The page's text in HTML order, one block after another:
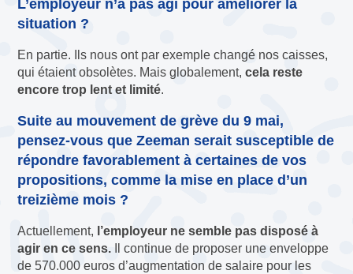
L’employeur n’a pas agi pour améliorer la
situation ?
En partie. Ils nous ont par exemple changé nos caisses,
qui étaient obsolètes. Mais globalement,cela reste
encore trop lent et limité.
Suite au mouvement de grève du 9 mai,
pensez-vous que Zeeman serait susceptible de
répondre favorablement à certaines de vos
propositions, comme la mise en place d’un
treizième mois ?
Actuellement, l’employeur ne semble pas disposé à
agir en ce sens. Il continue de proposer une enveloppe
de 570.000 euros d’augmentation de salaire pour les